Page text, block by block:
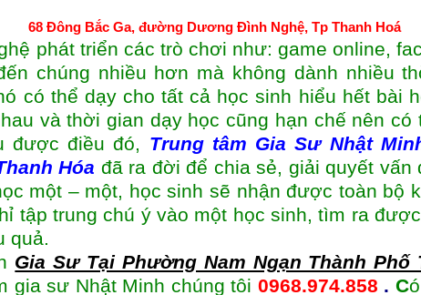
68 Đông Bắc Ga, đường Dương Đình Nghệ, Tp Thanh Hoá
phát triển các trò chơi như: game online,
chúng nhiều hơn mà không dành nhiều
có thể dạy cho tất cả học sinh hiểu hết bài
và thời gian dạy học cũng hạn chế nên có
được điều đó, Trung tâm Gia Sư Nhật
Hóa đã ra đời để chia sẻ, giải quyết vấn
một – một, học sinh sẽ nhận được toàn bộ
tập trung chú ý vào một học sinh, tìm ra
quả.
Gia Sư Tại Phường Nam Ngạn Thành Phố
gia sư Nhật Minh chúng tôi 0968.974.858 . C